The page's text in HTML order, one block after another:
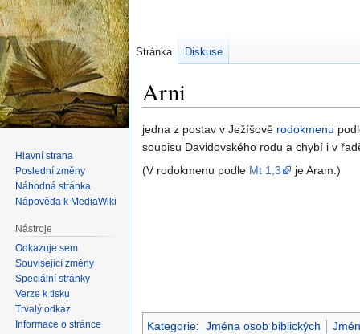
Arni
Skočit
na
navigaci
Skočit
na
vyhledávání
jedna z postav v Ježíšově rodokmenu
soupisu Davidovského rodu a chybí i v
(V rodokmenu podle Mt 1,3 je Aram.)
Kategorie: Jména osob biblických
Stránka Diskuse
Hlavní strana
Poslední změny
Náhodná stránka
Nápověda k MediaWiki
Nástroje
Odkazuje sem
Související změny
Speciální stránky
Verze k tisku
Trvalý odkaz
Informace o stránce